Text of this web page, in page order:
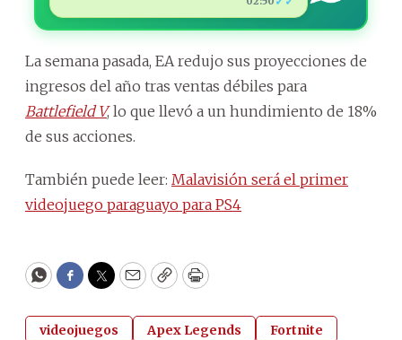
La semana pasada, EA redujo sus proyecciones de
ingresos del año tras ventas débiles para
Battlefield V, lo que llevó a un hundimiento de 18%
de sus acciones.
También puede leer: Malavisión será el primer
videojuego paraguayo para PS4
WhatsApp
Facebook
Twitter
EmailCopyPrint
videojuegos Apex Legends
Fortnite